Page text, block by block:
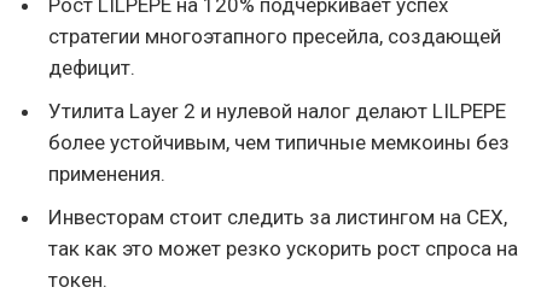
стратегии многоэтапного пресейла, создающей
дефицит.
Утилита Layer 2 и нулевой налог делают LILPEPE
более устойчивым, чем типичные мемкоины без
применения.
Инвесторам стоит следить за листингом на CEX,
так как это может резко ускорить рост спроса на
токен.